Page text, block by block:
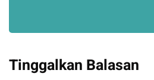
Tinggalkan Balasan